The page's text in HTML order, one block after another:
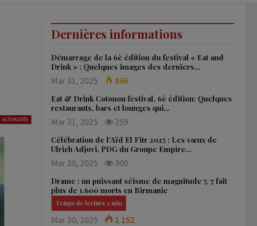
ACTUALITÉS
Dernières informations
Démarrage de la 6è édition du festival « Eat and
Drink » : Quelques images des derniers…
Mar 31, 2025 866
Eat & Drink Cotonou festival, 6è édition: Quelques
restaurants, bars et lounges qui…
Mar 31, 2025 259
Célébration de l’Aïd El Fitr 2025 : Les vœux de
Ulrich Adjovi, PDG du Groupe Empire…
Mar 30, 2025 300
Drame : un puissant séisme de magnitude 7, 7 fait
plus de 1.600 morts en Birmanie
Mar 30, 2025 1 152